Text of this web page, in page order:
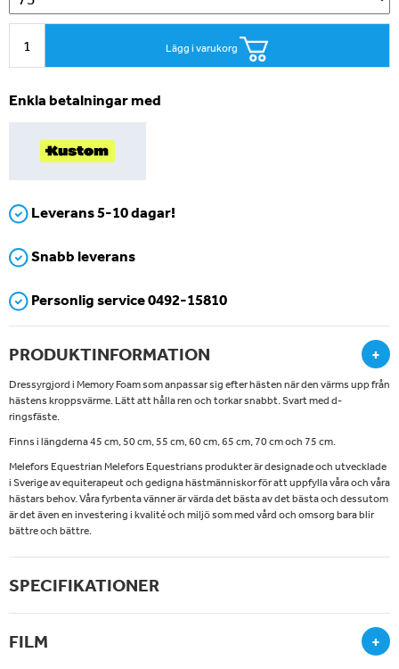
Lägg i varukorg
Enkla betalningar med
Leverans 5-10 dagar!
Snabb leverans
Personlig service 0492-15810
PRODUKTINFORMATION +
Dressyrgjord i Memory Foam som anpassar sig efter hästen när den värms upp från
hästens kroppsvärme. Lätt att hålla ren och torkar snabbt. Svart med d-
ringsfäste.
Finns i längderna 45 cm, 50 cm, 55 cm, 60 cm, 65 cm, 70 cm och 75 cm.
Melefors Equestrian Melefors Equestrians produkter är designade och utvecklade
i Sverige av equiterapeut och gedigna hästmänniskor för att uppfylla våra och våra
hästars behov. Våra fyrbenta vänner är värda det bästa av det bästa och dessutom
är det även en investering i kvalité och miljö som med vård och omsorg bara blir
bättre och bättre.
SPECIFIKATIONER
FILM +